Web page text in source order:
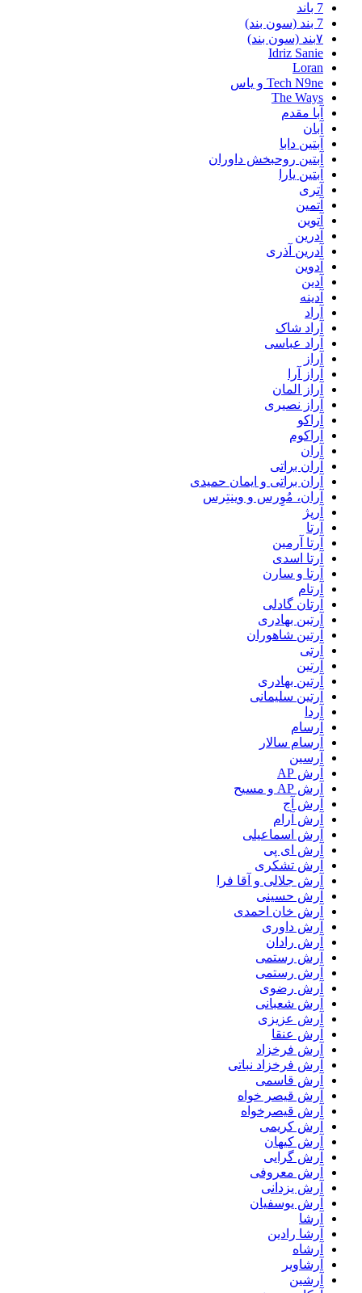
7 باند
7 بند (سون بند)
۷بند (سون بند)
Idriz Sanie
Loran
Tech N9ne و یاس
The Ways
آبا مقدم
آبان
آبتین دابا
آبتین روحبخش داوران
آبتین یارا
آتری
آتمین
آتوین
آدرین
آدرین آذری
آدوین
آدین
آدینه
آراد
آراد شاک
آراد عباسی
آراز
آراز آرا
آراز المان
آراز نصیری
آراکو
آراکوم
آران
آران براتی
آران براتی و ایمان حمیدی
آران، مُوِرس و وینتِرس
آرپژ
آرتا
آرتا آرمین
آرتا اسدی
آرتا و سارن
آرتام
آرتان گادلی
آرتبن بهادری
آرتين شاهوران
آرتی
آرتین
آرتین بهادری
آرتین سلیمانی
آردا
آرسام
آرسام سالار
آرسین
آرش AP
آرش AP و مسیح
آرش آج
آرش آرام
آرش اسماعیلی
آرش ای پی
آرش تشکری
آرش جلالی و آقا فرا
آرش حسینی
آرش خان احمدی
آرش داوری
آرش رادان
آرش رستمى
آرش رستمی
آرش رضوی
آرش شعبانی
آرش عزیزی
آرش عنقا
آرش فرخزاد
آرش فرخزاد نباتی
آرش قاسمی
آرش قیصر خواه
آرش قیصرخواه
آرش کریمی
آرش کیهان
آرش گرایی
آرش معروفی
آرش یزدانی
آرش یوسفیان
آرشا
آرشا رادین
آرشاه
آرشاویر
آرشین